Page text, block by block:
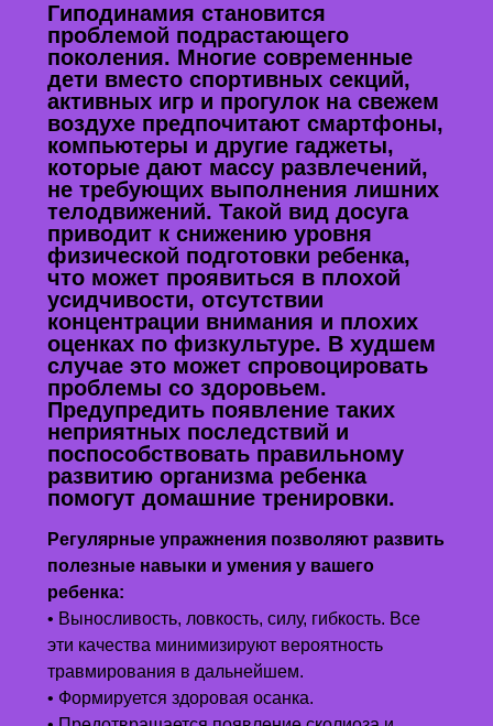
Гиподинамия становится
проблемой подрастающего
поколения. Многие современные
дети вместо спортивных секций,
активных игр и прогулок на свежем
воздухе предпочитают смартфоны,
компьютеры и другие гаджеты,
которые дают массу развлечений,
не требующих выполнения лишних
телодвижений. Такой вид досуга
приводит к снижению уровня
физической подготовки ребенка,
что может проявиться в плохой
усидчивости, отсутствии
концентрации внимания и плохих
оценках по физкультуре. В худшем
случае это может спровоцировать
проблемы со здоровьем.
Предупредить появление таких
неприятных последствий и
поспособствовать правильному
развитию организма ребенка
помогут домашние тренировки.
Регулярные упражнения позволяют развить
полезные навыки и умения у вашего
ребенка:
• Выносливость, ловкость, силу, гибкость. Все
эти качества минимизируют вероятность
травмирования в дальнейшем.
• Формируется здоровая осанка.